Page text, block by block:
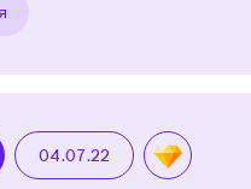
04.07.22